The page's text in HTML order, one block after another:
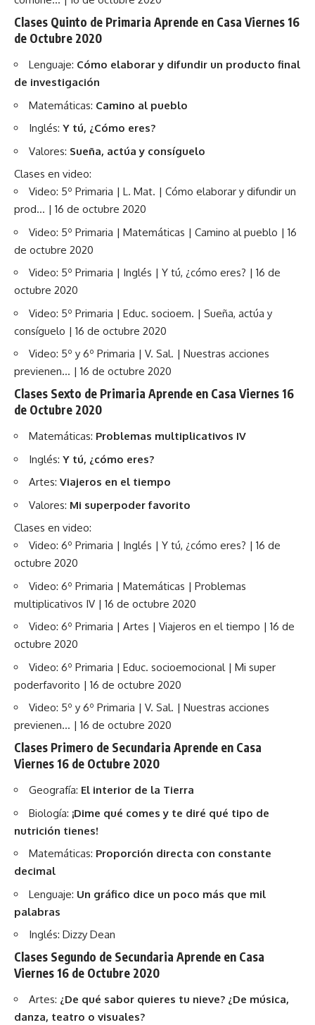
Clases Quinto de Primaria Aprende en Casa Viernes 16
de Octubre 2020
Lenguaje: Cómo elaborar y difundir un producto final
de investigación
Matemáticas: Camino al pueblo
Inglés: Y tú, ¿Cómo eres?
Valores: Sueña, actúa y consíguelo
Clases en video:
Video: 5º Primaria | L. Mat. | Cómo elaborar y difundir un
prod… | 16 de octubre 2020
Video: 5º Primaria | Matemáticas | Camino al pueblo | 16
de octubre 2020
Video: 5º Primaria | Inglés | Y tú, ¿cómo eres? | 16 de
octubre 2020
Video: 5º Primaria | Educ. socioem. | Sueña, actúa y
consíguelo | 16 de octubre 2020
Video: 5º y 6º Primaria | V. Sal. | Nuestras acciones
previenen… | 16 de octubre 2020
Clases Sexto de Primaria Aprende en Casa Viernes 16
de Octubre 2020
Matemáticas: Problemas multiplicativos IV
Inglés: Y tú, ¿cómo eres?
Artes: Viajeros en el tiempo
Valores: Mi superpoder favorito
Clases en video:
Video: 6º Primaria | Inglés | Y tú, ¿cómo eres? | 16 de
octubre 2020
Video: 6º Primaria | Matemáticas | Problemas
multiplicativos IV | 16 de octubre 2020
Video: 6º Primaria | Artes | Viajeros en el tiempo | 16 de
octubre 2020
Video: 6º Primaria | Educ. socioemocional | Mi super
poderfavorito | 16 de octubre 2020
Video: 5º y 6º Primaria | V. Sal. | Nuestras acciones
previenen… | 16 de octubre 2020
Clases Primero de Secundaria Aprende en Casa
Viernes 16 de Octubre 2020
Geografía: El interior de la Tierra
Biología: ¡Dime qué comes y te diré qué tipo de
nutrición tienes!
Matemáticas: Proporción directa con constante
decimal
Lenguaje: Un gráfico dice un poco más que mil
palabras
Inglés: Dizzy Dean
Clases Segundo de Secundaria Aprende en Casa
Viernes 16 de Octubre 2020
Artes: ¿De qué sabor quieres tu nieve? ¿De música,
danza, teatro o visuales?